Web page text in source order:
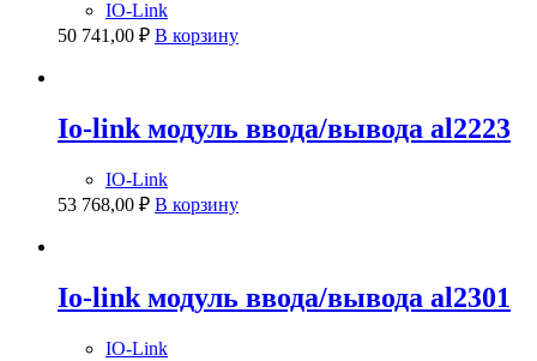
IO-Link
50 741,00 ₽ В корзину
Io-link модуль ввода/вывода al2223
IO-Link
53 768,00 ₽ В корзину
Io-link модуль ввода/вывода al2301
IO-Link